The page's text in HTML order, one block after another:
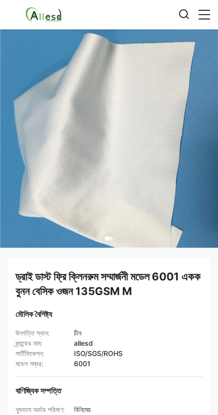
ড্রাই ডাস্ট ফ্রি ক্লিনরুম সম্মার্জনী মডেল 6001 একক
বুনন বেসিক ওজন 135GSM M
মৌলিক বৈশিষ্ট্য
উৎপত্তি স্থান:
চীন
ব্র্যান্ডের নাম:
allesd
সার্টিফিকেশন:
ISO/SGS/ROHS
মডেল নম্বর:
6001
বাণিজ্যিক সম্পত্তি
ন্যূনতম অর্ডার পরিমাণ:
বিনিমেয়